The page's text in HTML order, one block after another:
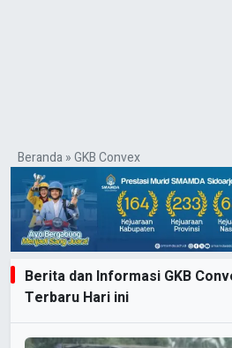
Beranda»GKB Convex
Berita dan Informasi GKB
Terbaru Hari ini